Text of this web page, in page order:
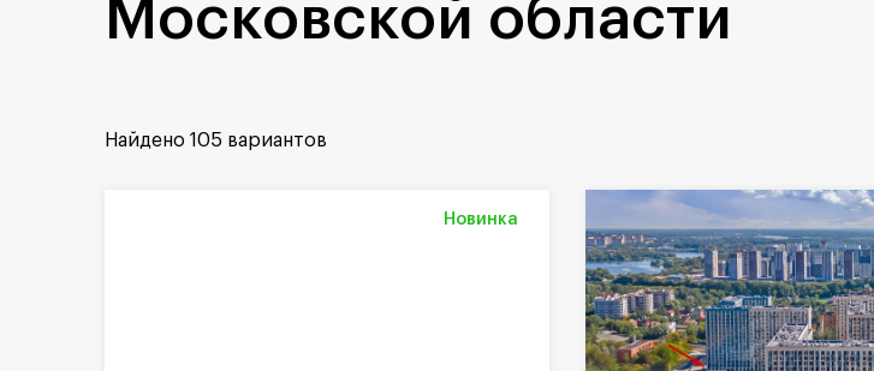
Московской области
Найдено 105 вариантов
Новинка